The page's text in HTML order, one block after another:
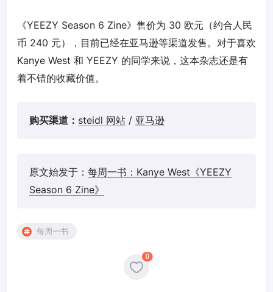
《YEEZY Season 6 Zine》售价为 30 欧元（约合人民
币 240 元），目前已经在亚马逊等渠道发售。对于喜欢
Kanye West 和 YEEZY 的同学来说，这本杂志还是有
着不错的收藏价值。
购买渠道： steidl 网站 / 亚马逊
原文始发于： 每周一书：Kanye West《YEEZY
Season 6 Zine》
每周一书
0